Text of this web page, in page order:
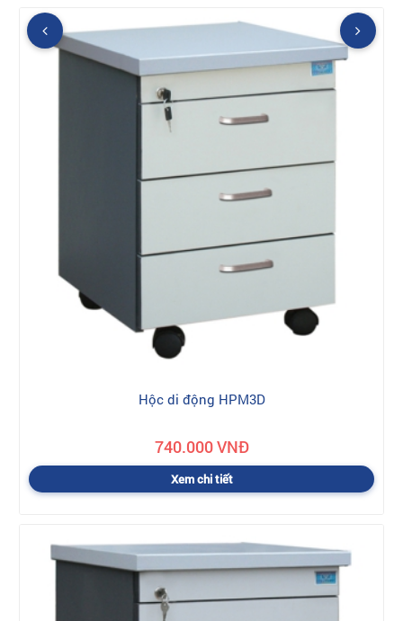
Hộc di động HPM3D
740.000 VNĐ
Xem chi tiết